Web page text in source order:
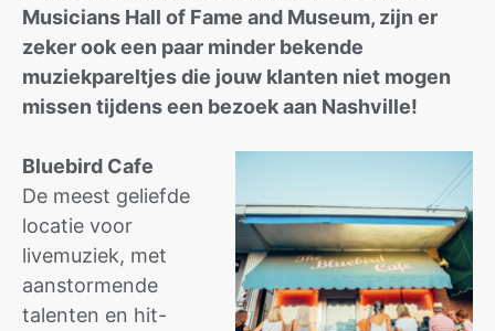
Musicians Hall of Fame and Museum, zijn er
zeker ook een paar minder bekende
muziekpareltjes die jouw klanten niet mogen
missen tijdens een bezoek aan Nashville!
Bluebird Cafe
De meest geliefde
locatie voor
livemuziek, met
aanstormende
talenten en hit-